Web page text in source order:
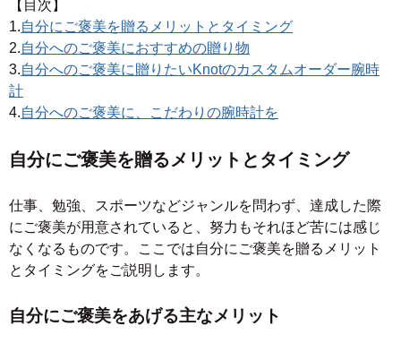
【目次】
1.自分にご褒美を贈るメリットとタイミング
2.自分へのご褒美におすすめの贈り物
3.自分へのご褒美に贈りたいKnotのカスタムオーダー腕時
計
4.自分へのご褒美に、こだわりの腕時計を
自分にご褒美を贈るメリットとタイミング
仕事、勉強、スポーツなどジャンルを問わず、達成した際
にご褒美が用意されていると、努力もそれほど苦には感じ
なくなるものです。ここでは自分にご褒美を贈るメリット
とタイミングをご説明します。
自分にご褒美をあげる主なメリット